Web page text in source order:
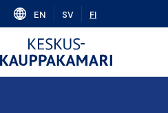
Skip
content
EN SV FI